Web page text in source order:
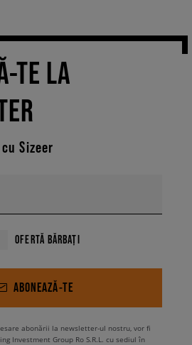
TE LA
Sizeer
OFERTĂ BĂRBAȚI
ABONEAZĂ-TE
abonării la newsletter-ul nostru, vor fi
Investment Group Ro S.R.L. cu sediul în